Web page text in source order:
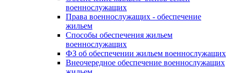
военнослужащих
Права военнослужащих - обеспечение
жильем
Способы обеспечения жильем
военнослужащих
ФЗ об обеспечении жильем военнослужащих
Внеочередное обеспечение военнослужащих